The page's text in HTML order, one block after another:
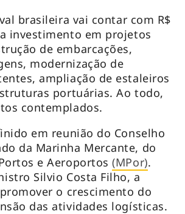
brasileira vai contar com R$
investimento em projetos
de embarcações,
modernização de
ampliação de estaleiros
portuárias. Ao todo,
contemplados.
em reunião do Conselho
da Marinha Mercante, do
e Aeroportos(MPor).
Silvio Costa Filho, a
o crescimento do
das atividades logísticas.